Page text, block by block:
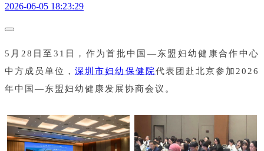
2026-06-05 18:23:29
5月28日至31日，作为首批中国—东盟妇幼健康合作中心
中方成员单位，深圳市妇幼保健院代表团赴北京参加2026
年中国—东盟妇幼健康发展协商会议。